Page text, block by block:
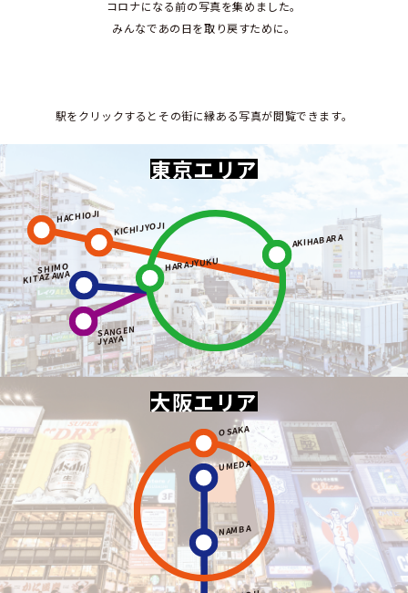
コロナになる前の写真を集めました。
みんなであの日を取り戻すために。
駅をクリックするとその街に縁ある写真が閲覧できます。
東京エリア
HACHIOJI
KICHIJYOJI
AKIHABARA
SHIMO
KITAZAWA
HARAJYUKU
SANGEN
JYAYA
大阪エリア
OSAKA
UMEDA
NAMBA